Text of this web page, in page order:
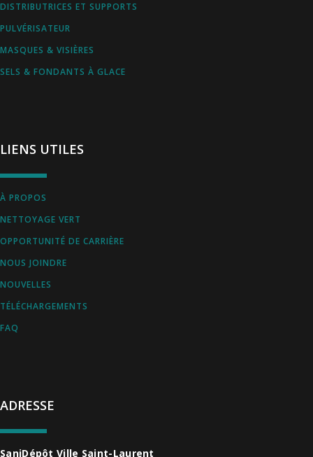
ADRESSE
SaniDépôt Ville Saint-Laurent
DISTRIBUTRICES ET SUPPORTS
PULVÉRISATEUR
MASQUES & VISIÈRES
SELS & FONDANTS À GLACE
LIENS UTILES
À PROPOS
NETTOYAGE VERT
OPPORTUNITÉ DE CARRIÈRE
NOUS JOINDRE
NOUVELLES
TÉLÉCHARGEMENTS
FAQ